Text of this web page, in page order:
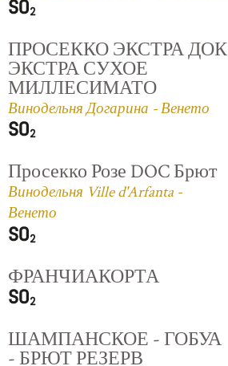
ПРОСЕККО ЭКСТРА ДОК
ЭКСТРА СУХОЕ
МИЛЛЕСИМАТО
Винодельня Догарина - Венето
Просекко Розе DOC Брют
Винодельня Ville d'Arfanta -
Венето
ФРАНЧИАКОРТА
ШАМПАНСКОЕ - ГОБУА
- БРЮТ РЕЗЕРВ